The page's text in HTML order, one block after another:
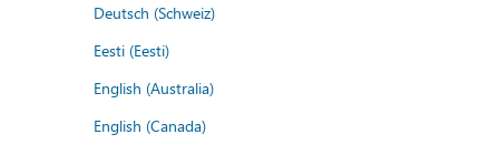
Deutsch (Schweiz)
Eesti (Eesti)
English (Australia)
English (Canada)